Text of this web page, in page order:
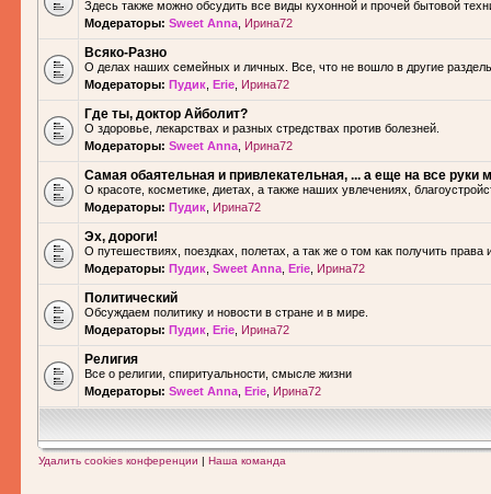
Здесь также можно обсудить все виды кухонной и прочей бытовой
Модераторы: Sweet Anna Ирина72
Всяко-Разно
О делах наших семейных и личных. Все, что не вошло в другие
Модераторы: Пудик Erie Ирина72
Где ты, доктор Айболит?
О здоровье, лекарствах и разных стредствах против болезней.
Модераторы: Sweet Anna Ирина72
Самая обаятельная и привлекательная, ... а еще на все руки
О красоте, косметике, диетах, а также наших увлечениях,
Модераторы: Пудик Ирина72
Эх, дороги!
О путешествиях, поездках, полетах, а так же о том как получить права
Модераторы: Пудик Sweet Anna Erie Ирина72
Политический
Обсуждаем политику и новости в стране и в мире.
Модераторы: Пудик Erie Ирина72
Религия
Все о религии, спиритуальности, смысле жизни
Модераторы: Sweet Anna Erie Ирина72
Удалить cookies конференции | Наша команда